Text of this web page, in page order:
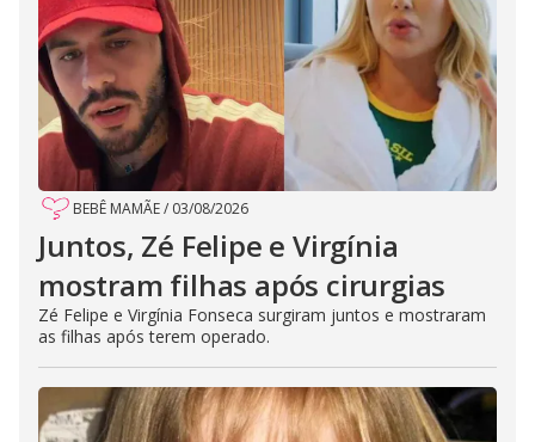
BEBÊ MAMÃE/ 03/08/2026
Juntos, Zé Felipe e Virgínia
mostram filhas após cirurgias
Zé Felipe e Virgínia Fonseca surgiram juntos e mostraram
as filhas após terem operado.